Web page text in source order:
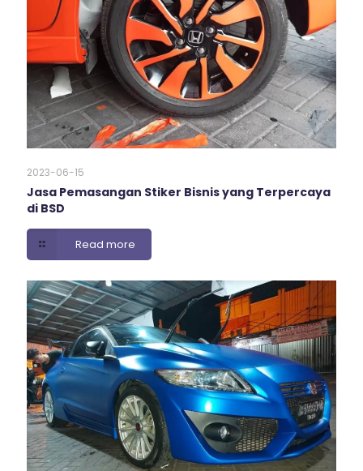
2023-06-15
Jasa Pemasangan Stiker Bisnis yang Terpercaya
di BSD
Read more